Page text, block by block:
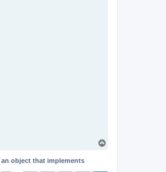
object that implements